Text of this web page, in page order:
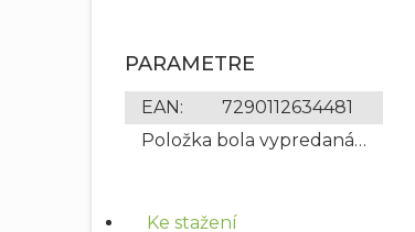
PARAMETRE
EAN:
7290112634481
Položka bola vypredaná…
Ke stažení